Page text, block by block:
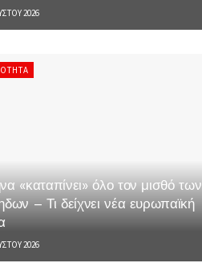
2026
«καταπίνει» όλο τον μισθό των
– Τι δείχνει νέα ευρωπαϊκή
2026